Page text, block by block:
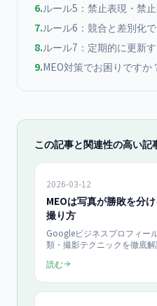
6.ルール5：禁止表現・禁
7.ルール6：競合と差別化
8.ルール7：定期的に更新
9.MEO対策でお困りですか
この記事と関連性の高い記
2026-03-12
MEOは写真が勝敗を分
撮り方
Googleビジネスプロフィー
類・撮影テクニックを徹底
運用できる実践的なノウハウ
読む